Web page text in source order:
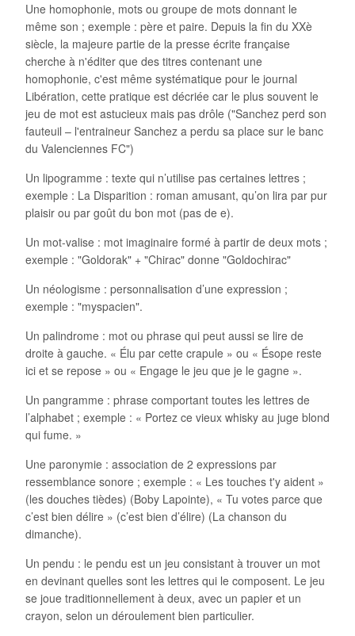
Une homophonie, mots ou groupe de mots donnant le
même son ; exemple : père et paire. Depuis la fin du XXè
siècle, la majeure partie de la presse écrite française
cherche à n'éditer que des titres contenant une
homophonie, c'est même systématique pour le journal
Libération, cette pratique est décriée car le plus souvent le
jeu de mot est astucieux mais pas drôle ("Sanchez perd son
fauteuil – l'entraineur Sanchez a perdu sa place sur le banc
du Valenciennes FC")
Un lipogramme : texte qui n’utilise pas certaines lettres ;
exemple : La Disparition : roman amusant, qu’on lira par pur
plaisir ou par goût du bon mot (pas de e).
Un mot-valise : mot imaginaire formé à partir de deux mots ;
exemple : "Goldorak" + "Chirac" donne "Goldochirac"
Un néologisme : personnalisation d’une expression ;
exemple : "myspacien".
Un palindrome : mot ou phrase qui peut aussi se lire de
droite à gauche. « Élu par cette crapule » ou « Ésope reste
ici et se repose » ou « Engage le jeu que je le gagne ».
Un pangramme : phrase comportant toutes les lettres de
l’alphabet ; exemple : « Portez ce vieux whisky au juge blond
qui fume. »
Une paronymie : association de 2 expressions par
ressemblance sonore ; exemple : « Les touches t'y aident »
(les douches tièdes) (Boby Lapointe), « Tu votes parce que
c’est bien délire » (c’est bien d’élire) (La chanson du
dimanche).
Un pendu : le pendu est un jeu consistant à trouver un mot
en devinant quelles sont les lettres qui le composent. Le jeu
se joue traditionnellement à deux, avec un papier et un
crayon, selon un déroulement bien particulier.